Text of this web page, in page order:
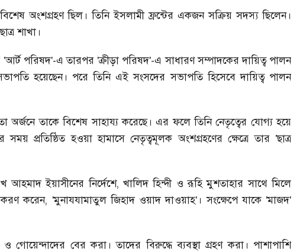
অংশগ্রহণ ছিল। তিনি ইসলামী ফ্রন্টের একজন সক্রিয় সদস্য ছিলেন।
শাখা।
'আর্ট পরিষদ'-এ তারপর 'ক্রীড়া পরিষদ'-এ সাধারণ সম্পাদকের দায়িত্ব পালন
হয়েছেন। পরে তিনি এই সংসদের সভাপতি হিসেবে দায়িত্ব পালন
অর্জনে তাকে বিশেষ সাহায্য করেছে। এর ফলে তিনি নেতৃত্বের যোগ্য হয়ে
সময় প্রতিষ্ঠিত হওয়া হামাসে নেতৃত্বমূলক অংশগ্রহণের ক্ষেত্রে তার 'ছাত্র
আহমাদ ইয়াসীনের নির্দেশে, খালিদ হিন্দী ও রূহি মুশতাহার সাথে মিলে
করেন, 'মুনাযযামাতুল জিহাদ ওয়াদ দাওয়াহ'। সংক্ষেপে যাকে 'মাজদ'
বের করা। তাদের বিরুদ্ধে ব্যবস্থা গ্রহণ করা। পাশাপাশি